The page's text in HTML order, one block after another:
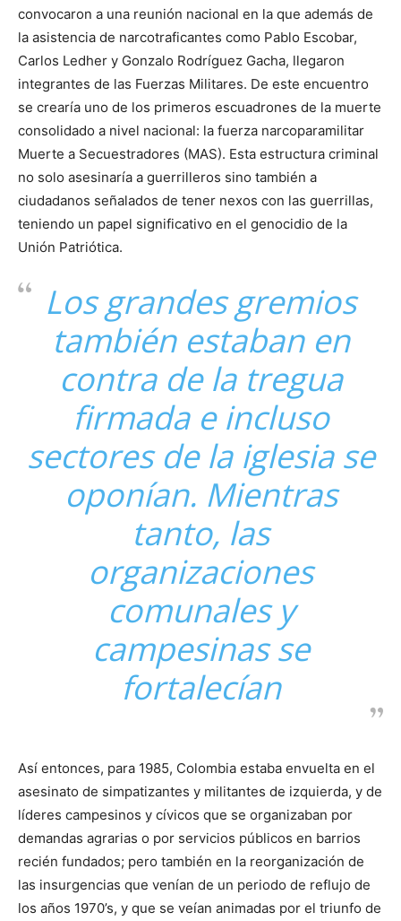
convocaron a una reunión nacional en la que además de
la asistencia de narcotraficantes como Pablo Escobar,
Carlos Ledher y Gonzalo Rodríguez Gacha, llegaron
integrantes de las Fuerzas Militares. De este encuentro
se crearía uno de los primeros escuadrones de la muerte
consolidado a nivel nacional: la fuerza narcoparamilitar
Muerte a Secuestradores (MAS). Esta estructura criminal
no solo asesinaría a guerrilleros sino también a
ciudadanos señalados de tener nexos con las guerrillas,
teniendo un papel significativo en el genocidio de la
Unión Patriótica.
Los grandes gremios
también estaban en
contra de la tregua
firmada e incluso
sectores de la iglesia se
oponían. Mientras
tanto, las
organizaciones
comunales y
campesinas se
fortalecían
Así entonces, para 1985, Colombia estaba envuelta en el
asesinato de simpatizantes y militantes de izquierda, y de
líderes campesinos y cívicos que se organizaban por
demandas agrarias o por servicios públicos en barrios
recién fundados; pero también en la reorganización de
las insurgencias que venían de un periodo de reflujo de
los años 1970’s, y que se veían animadas por el triunfo de